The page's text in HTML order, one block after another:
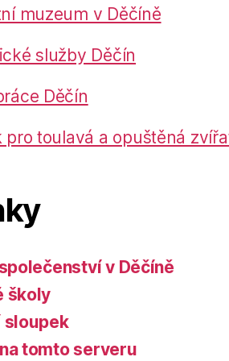
muzeum v Děčíně
služby Děčín
Děčín
pro toulavá a opuštěná
v Děčíně
školy
sloupek
tomto serveru